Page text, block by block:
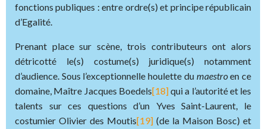
fonctions publiques : entre ordre(s) et principe républicain
d’Egalité.
Prenant place sur scène, trois contributeurs ont alors
détricotté le(s) costume(s) juridique(s) notamment
d’audience. Sous l’exceptionnelle houlette du maestroen ce
domaine, Maître Jacques Boedels[18]qui a l’autorité et les
talents sur ces questions d’un Yves Saint-Laurent, le
costumier Olivier des Moutis[19] (de la Maison Bosc) et